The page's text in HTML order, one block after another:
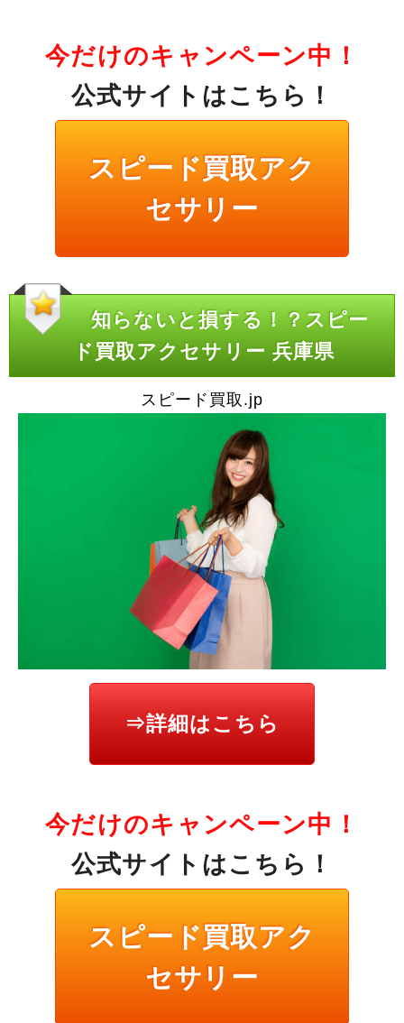
今だけのキャンペーン中！
公式サイトはこちら！
スピード買取アク
セサリー
知らないと損する！？スピー
ド買取アクセサリー 兵庫県
スピード買取.jp
⇒詳細はこちら
今だけのキャンペーン中！
公式サイトはこちら！
スピード買取アク
セサリー